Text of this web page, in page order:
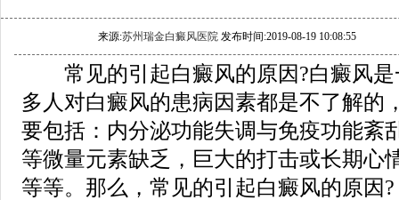
来源:苏州瑞金白癜风医院 发布时间:2019-08-19 10:08:55
常见的引起白癜风的原因?白癜风是
多人对白癜风的患病因素都是不了解的
要包括：内分泌功能失调与免疫功能紊
等微量元素缺乏，巨大的打击或长期心
等等。那么，常见的引起白癜风的原因?